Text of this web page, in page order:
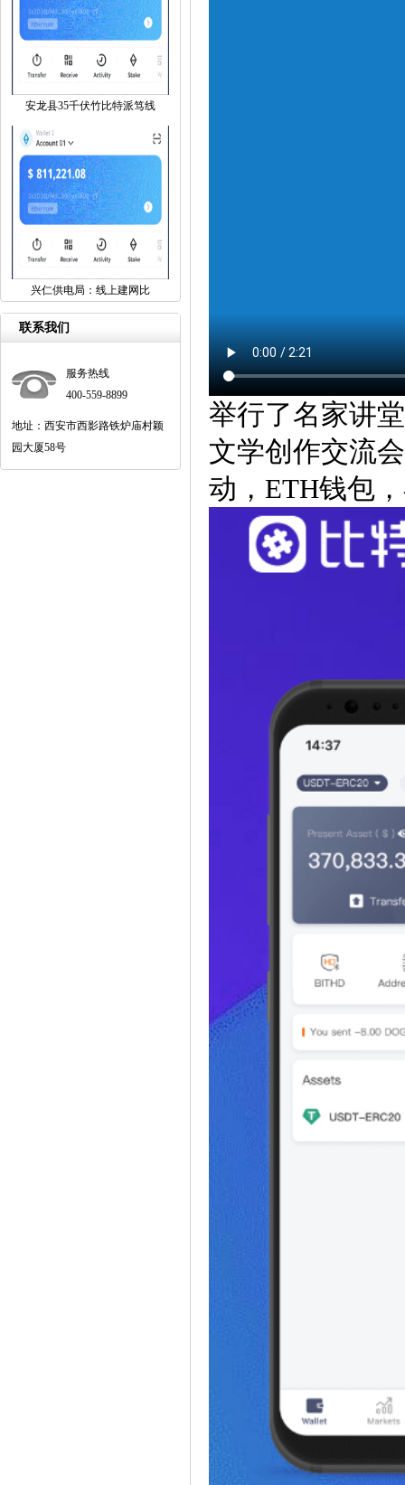
安龙县35千伏竹比特派笃线
兴仁供电局：线上建网比
联系我们
服务热线
400-559-8899
地址：西安市西影路铁炉庙村颖
园大厦58号
举行了名家讲
文学创作交流
动，ETH钱包